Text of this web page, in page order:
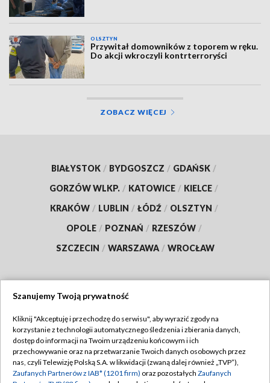
OLSZTYN
Przywitał domowników z toporem w ręku.
Do akcji wkroczyli kontrterroryści
ZOBACZ WIĘCEJ
BIAŁYSTOK / BYDGOSZCZ / GDAŃSK /
GORZÓW WLKP. / KATOWICE / KIELCE /
KRAKÓW / LUBLIN / ŁÓDŹ / OLSZTYN /
OPOLE / POZNAŃ / RZESZÓW /
SZCZECIN / WARSZAWA / WROCŁAW
TVP
Abonament TVP
Emisja w TVP
Regulamin TVP
Polityka prywatności
Szanujemy Twoją prywatność
Kliknij "Akceptuję i przechodzę do serwisu", aby wyrazić zgody na
korzystanie z technologii automatycznego śledzenia i zbierania danych,
dostęp do informacji na Twoim urządzeniu końcowym i ich
przechowywanie oraz na przetwarzanie Twoich danych osobowych przez
nas, czyli Telewizję Polską S.A. w likwidacji (zwaną dalej również „TVP”),
Zaufanych Partnerów z IAB* (1201 firm) oraz pozostałych Zaufanych